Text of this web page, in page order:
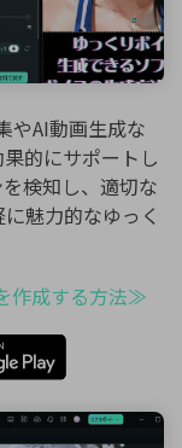
やAI動画生成な
的にサポートし
検知し、適切な
魅力的なゆっく
作成する方法≫